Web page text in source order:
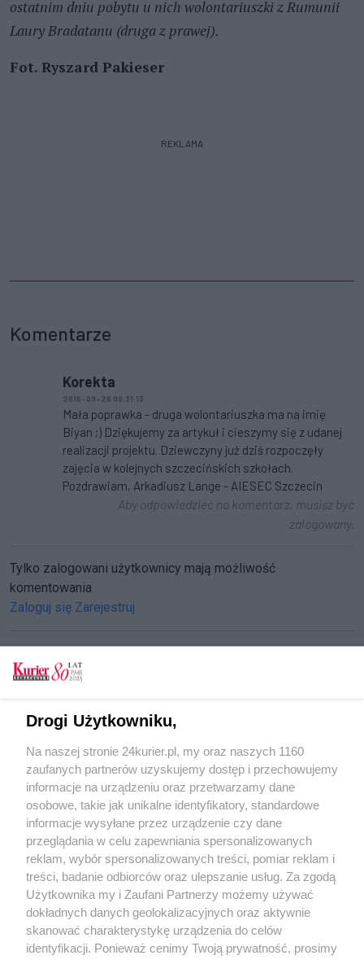
ostatnim dniu pobytu u nich wolontariuszki z Rumunii
Laury Bradatanu (druga z prawej).
Fot. Ryszard Pakieser
REKLAMA
Komentarze
Korekta
2016-09-26 09:31:13
Mała poprawka - druga wolontariuszka ma na imię
Biyan ;) Dziękujemy za artykuł i cieszymy się z udanej
realizacji projektu. Dziewczyny już dziś rozpoczęły
zajęcia w kolejnych szczecińskich szkołach.
Pozdrawiam, Arkadiusz Lange - AIESEC Szczecin
Aby odpowiedzieć na komentarz, musisz być
zalogowany.
Tylko zalogowani użytkownicy mają możliwość
komentowania
Zaloguj się Zarejestruj
Zbyt ciężkie plecaki
Otwarto halę gimnastyki sportowej [GALERIA]
Policjanci korzystają z okazji
POGODA
26℃
Zobacz prognozę na 3 dni
Drogi Użytkowniku,
Na naszej stronie 24kurier.pl, my oraz naszych 1160
zaufanych partnerów uzyskujemy dostęp i przechowujemy
informacje na urządzeniu oraz przetwarzamy dane
osobowe, takie jak unikalne identyfikatory, standardowe
informacje wysyłane przez urządzenie czy dane
przeglądania w celu zapewniania spersonalizowanych
reklam, wybór spersonalizowanych treści, pomiar reklam i
treści, badanie odbiorców oraz ulepszanie usług. Za zgodą
Użytkownika my i Zaufani Partnerzy możemy używać
dokładnych danych geolokalizacyjnych oraz aktywnie
skanować charakterystykę urządzenia do celów
identyfikacji. Ponieważ cenimy Twoją prywatność, prosimy